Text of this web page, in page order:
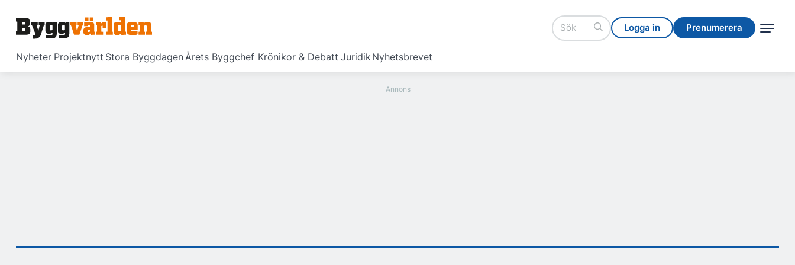
Logga in Prenumerera
Nyheter Projektnytt Stora ByggdagenÅrets Byggchef Krönikor & Debatt JuridikNyhetsbrevet
Logga in Prenumerera